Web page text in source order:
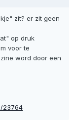
zit? er zit geen
op druk
voor te
word door een
23764